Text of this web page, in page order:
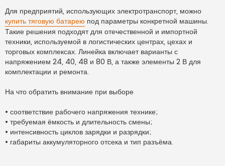
Для предприятий, использующих электротранспорт, можно
купить тяговую батарею под параметры конкретной машины.
Такие решения подходят для отечественной и импортной
техники, используемой в логистических центрах, цехах и
торговых комплексах. Линейка включает варианты с
напряжением 24, 40, 48 и 80 В, а также элементы 2 В для
комплектации и ремонта.
На что обратить внимание при выборе
• соответствие рабочего напряжения технике;
• требуемая ёмкость и длительность смены;
• интенсивность циклов зарядки и разрядки;
• габариты аккумуляторного отсека и тип разъёма.